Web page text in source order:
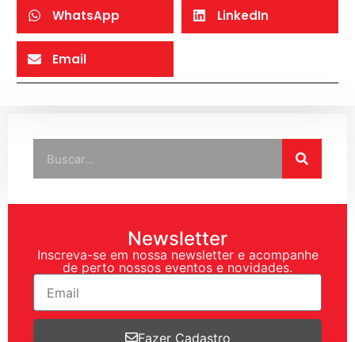
WhatsApp LinkedIn
Email
Newsletter
Inscreva-se em nossa newsletter e acompanhe
de perto nossos eventos e novidades.
Fazer Cadastro